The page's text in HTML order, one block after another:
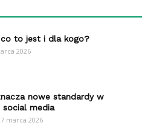
to jest i dla kogo?
2026
nowe standardy w
social media
marca 2026